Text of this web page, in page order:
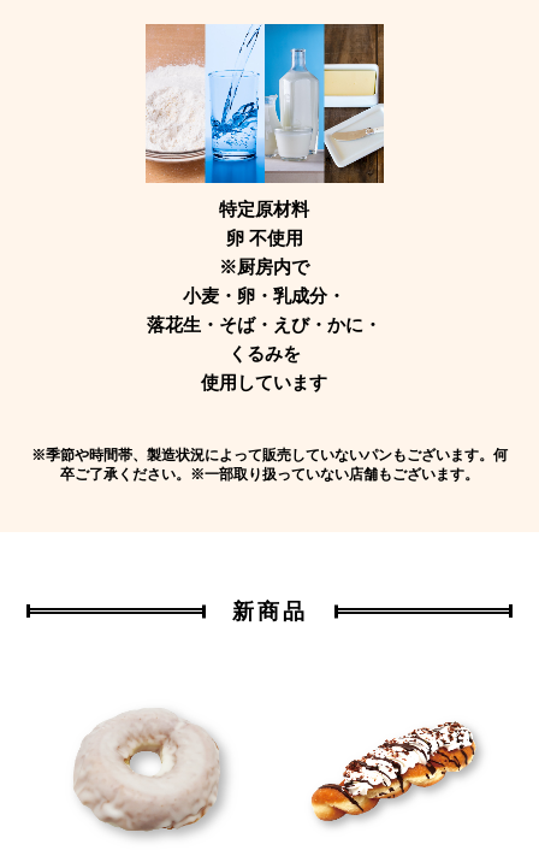
特定原材料
卵 不使用
※厨房内で
小麦・卵・乳成分・
落花生・そば・えび・かに・
くるみを
使用しています
※季節や時間帯、製造状況によって販売していないパンもございます。何
卒ご了承ください。※一部取り扱っていない店舗もございます。
新商品